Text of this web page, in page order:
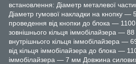
встановлення: Діаметр металевої
Діаметр гумової накладки на кнопку
проведення від кнопки до блока —
зовнішнього кільця іммобілайзера —
внутрішнього кільця іммобілайзера —
від кільця іммобілайзера до блока —
іммобілайзера — 7 мм Довжина